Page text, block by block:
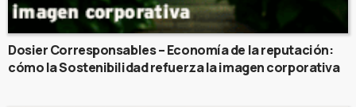
Dosier Corresponsables – Economía de la reputación:
cómo la Sostenibilidad refuerza la imagen corporativa